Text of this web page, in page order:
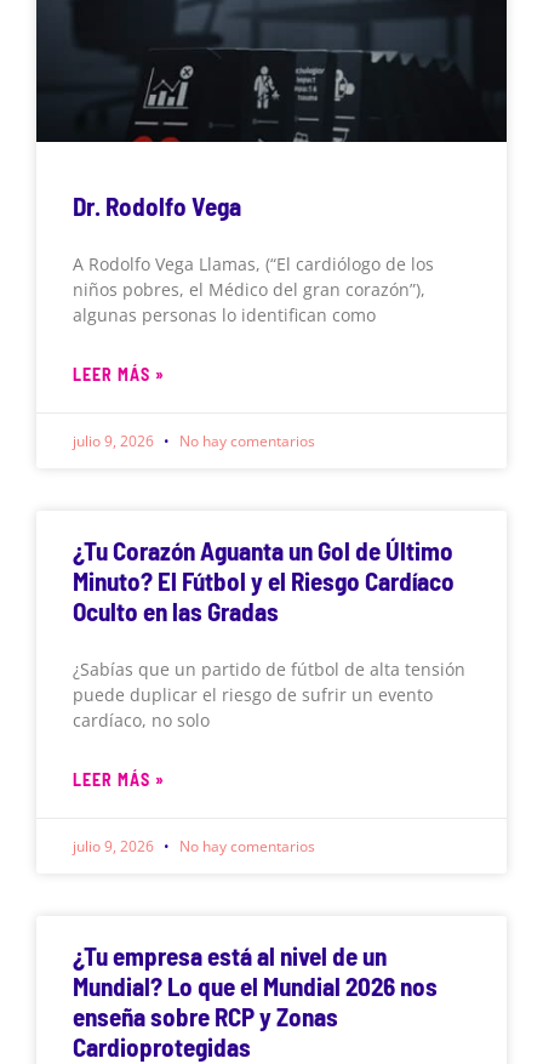
Dr. Rodolfo Vega
A Rodolfo Vega Llamas, (“El cardiólogo de los
niños pobres, el Médico del gran corazón”),
algunas personas lo identifican como
LEER MÁS »
julio 9, 2026 No hay comentarios
¿Tu Corazón Aguanta un Gol de Último
Minuto? El Fútbol y el Riesgo Cardíaco
Oculto en las Gradas
¿Sabías que un partido de fútbol de alta tensión
puede duplicar el riesgo de sufrir un evento
cardíaco, no solo
LEER MÁS »
julio 9, 2026 No hay comentarios
¿Tu empresa está al nivel de un
Mundial? Lo que el Mundial 2026 nos
enseña sobre RCP y Zonas
Cardioprotegidas